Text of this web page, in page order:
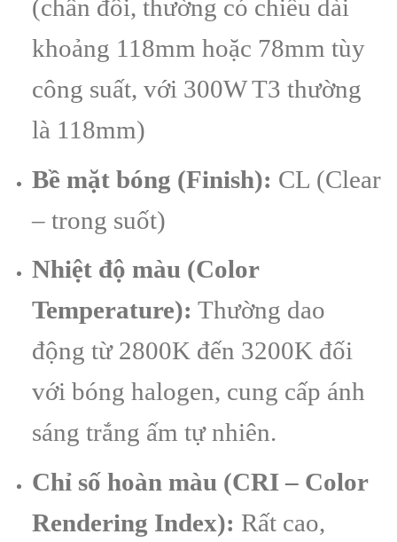
(chân đôi, thường có chiều dài
khoảng 118mm hoặc 78mm tùy
công suất, với 300W T3 thường
là 118mm)
Bề mặt bóng (Finish): CL (Clear
– trong suốt)
Nhiệt độ màu (Color
Temperature): Thường dao
động từ 2800K đến 3200K đối
với bóng halogen, cung cấp ánh
sáng trắng ấm tự nhiên.
Chỉ số hoàn màu (CRI – Color
Rendering Index): Rất cao,